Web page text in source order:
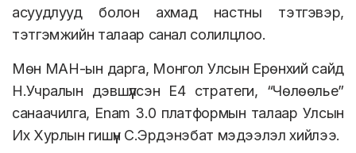
асуудлууд болон ахмад настны тэтгэвэр,
тэтгэмжийн талаар санал солилцлоо.
Мөн МАН-ын дарга, Монгол Улсын Ерөнхий сайд
Н.Учралын дэвшүүлсэн Е4 стратеги, “Чөлөөлье”
санаачилга, Enam 3.0 платформын талаар Улсын
Их Хурлын гишүүн С.Эрдэнэбат мэдээлэл хийлээ.